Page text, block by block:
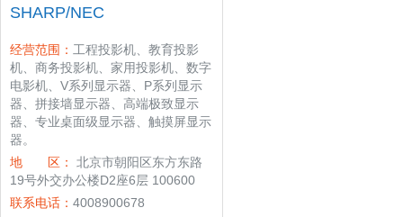
SHARP/NEC
经营范围： 工程投影机、教育投影
机、商务投影机、家用投影机、数字
电影机、V系列显示器、P系列显示
器、拼接墙显示器、高端极致显示
器、专业桌面级显示器、触摸屏显示
器。
地 区：
北京市朝阳区东方东路
19号外交办公楼D2座6层 100600
联系电话： 4008900678